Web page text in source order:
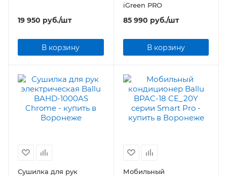
19 950 руб./шт
В корзину
iGreen PRO
85 990 руб./шт
В корзину
Сушилка для рук
Мобильный